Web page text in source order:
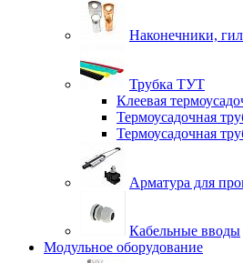
Наконечники,
Трубка ТУТ
Клеевая
Термоусадочная
Термоусадочная
Арматура для
Кабельные вводы
Модульное оборудование